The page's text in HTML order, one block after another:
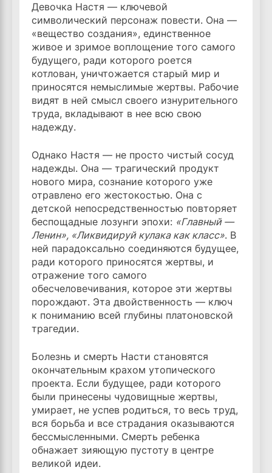
Девочка Настя — ключевой
символический персонаж повести. Она —
«вещество создания», единственное
живое и зримое воплощение того самого
будущего, ради которого роется
котлован, уничтожается старый мир и
приносятся немыслимые жертвы. Рабочие
видят в ней смысл своего изнурительного
труда, вкладывают в нее всю свою
надежду.
Однако Настя — не просто чистый сосуд
надежды. Она — трагический продукт
нового мира, сознание которого уже
отравлено его жестокостью. Она с
детской непосредственностью повторяет
беспощадные лозунги эпохи: «Главный —
Ленин», «Ликвидируй кулака как класс». В
ней парадоксально соединяются будущее,
ради которого приносятся жертвы, и
отражение того самого
обесчеловечивания, которое эти жертвы
порождают. Эта двойственность — ключ
к пониманию всей глубины платоновской
трагедии.
Болезнь и смерть Насти становятся
окончательным крахом утопического
проекта. Если будущее, ради которого
были принесены чудовищные жертвы,
умирает, не успев родиться, то весь труд,
вся борьба и все страдания оказываются
бессмысленными. Смерть ребенка
обнажает зияющую пустоту в центре
великой идеи.